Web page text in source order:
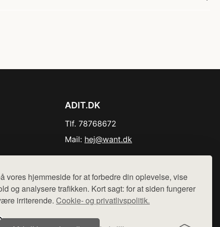
vores hjemmeside for at forbedre din oplevelse, vise
og analysere trafikken. Kort sagt: for at siden fungerer
irriterende. Cookie- og privatlivspolitik.
ADIT.DK
Tlf. 78768672
Mail: hej@want.dk
sælges ikke varer fra denne side - vi henviser til de shops,